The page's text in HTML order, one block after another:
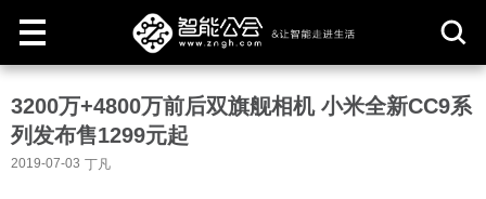
取
3200万+4800万前后双旗舰相机 小米全新CC9系
列发布售1299元起
2019-07-03 丁凡